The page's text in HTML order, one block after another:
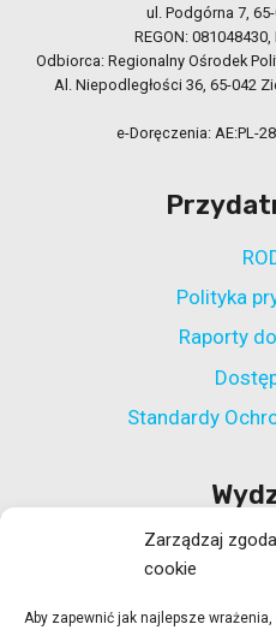
Zarządzaj
cookie
Aby zapewnić jak najlepsze
ul. Podgórna 7,
REGON:
Odbiorca: Regionalny Ośrodek
Al. Niepodległości 36, 65-042
e-Doręczenia: AE:PL-
Polityka
Raporty
Standardy
Wydział
Wydział ds. Rehabilitacji
Wydział Koordynacji